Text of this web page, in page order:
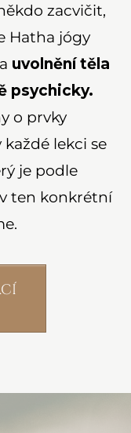
zacvičit,
Hatha jógy
uvolnění těla
psychicky.
o prvky
lekci se
je podle
ten konkrétní